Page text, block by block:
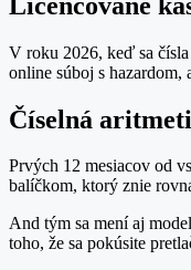
V roku 2026, keď sa
online súboj s hazardom,
Číselná
Prvých 12 mesiacov od
balíčkom, ktorý znie
And tým sa mení aj
toho, že sa pokúsite